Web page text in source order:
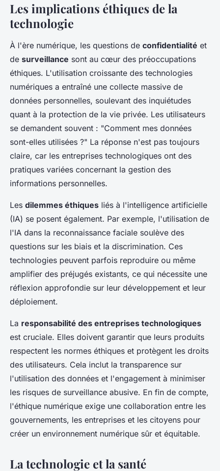
Les implications éthiques de la
technologie
À l'ère numérique, les questions de confidentialité et
de surveillance sont au cœur des préoccupations
éthiques. L'utilisation croissante des technologies
numériques a entraîné une collecte massive de
données personnelles, soulevant des inquiétudes
quant à la protection de la vie privée. Les utilisateurs
se demandent souvent : "Comment mes données
sont-elles utilisées ?" La réponse n'est pas toujours
claire, car les entreprises technologiques ont des
pratiques variées concernant la gestion des
informations personnelles.
Les dilemmes éthiques liés à l'intelligence artificielle
(IA) se posent également. Par exemple, l'utilisation de
l'IA dans la reconnaissance faciale soulève des
questions sur les biais et la discrimination. Ces
technologies peuvent parfois reproduire ou même
amplifier des préjugés existants, ce qui nécessite une
réflexion approfondie sur leur développement et leur
déploiement.
La responsabilité des entreprises technologiques
est cruciale. Elles doivent garantir que leurs produits
respectent les normes éthiques et protègent les droits
des utilisateurs. Cela inclut la transparence sur
l'utilisation des données et l'engagement à minimiser
les risques de surveillance abusive. En fin de compte,
l'éthique numérique exige une collaboration entre les
gouvernements, les entreprises et les citoyens pour
créer un environnement numérique sûr et équitable.
La technologie et la santé